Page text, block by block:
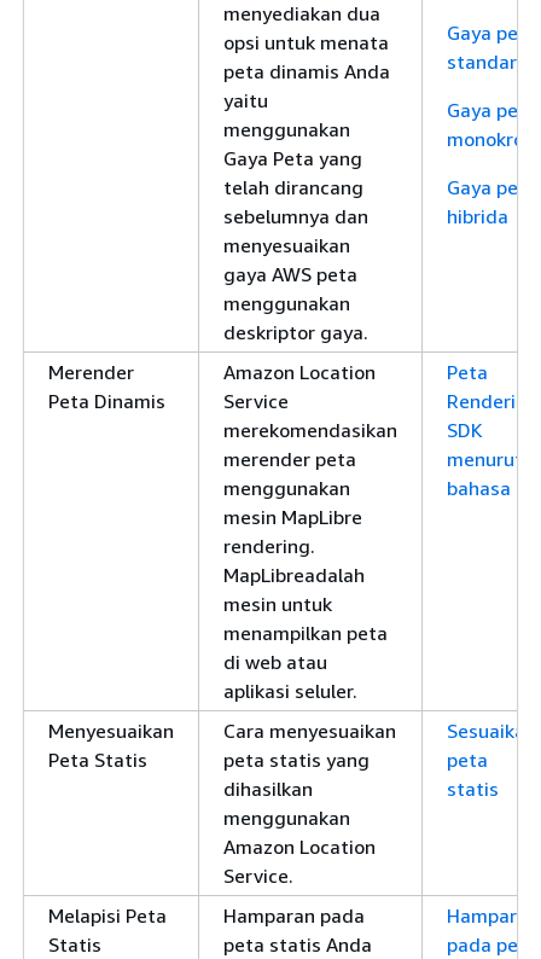
menyediakan dua
opsi untuk menata
peta dinamis Anda
yaitu
menggunakan
Gaya Peta yang
telah dirancang
sebelumnya dan
menyesuaikan
gaya AWS peta
menggunakan
deskriptor gaya.
Gaya peta
standar
Gaya peta
monokrom
Gaya peta
hibrida
Merender
Peta Dinamis
Amazon Location
Service
merekomendasikan
merender peta
menggunakan
mesin MapLibre
rendering.
MapLibreadalah
mesin untuk
menampilkan peta
di web atau
aplikasi seluler.
Peta
Rendering
SDK
menurut
bahasa
Menyesuaikan
Peta Statis
Cara menyesuaikan
peta statis yang
dihasilkan
menggunakan
Amazon Location
Service.
Sesuaikan
peta
statis
Melapisi Peta
Statis
Hamparan pada
peta statis Anda
Hamparan
pada peta